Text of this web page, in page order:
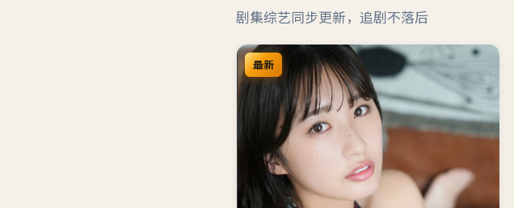
剧集综艺同步更新，追剧不落后
最新